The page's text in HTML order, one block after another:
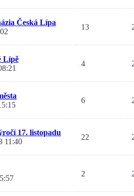
Česká Lípa
13
Lípě
4
6
17. listopadu
11:40
22
2